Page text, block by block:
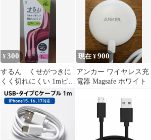
¥300
するん くせがつきに
くく切れにくい 1mピン
ク USBTypeCtoTypec
現在 ¥900
アンカー ワイヤレス充
電器 Magsafe ホワイト